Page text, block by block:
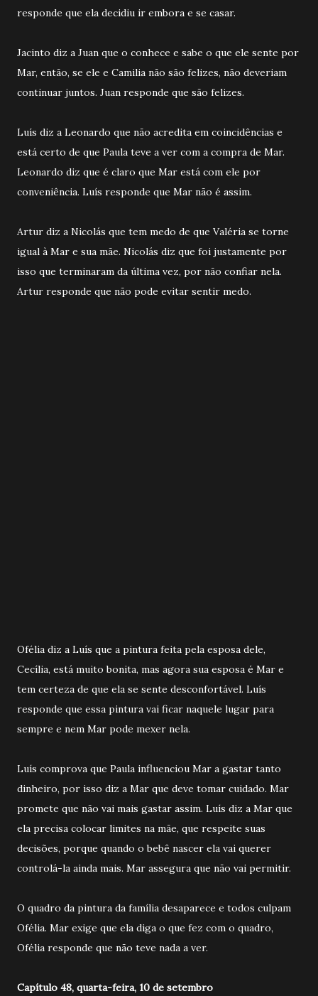
responde que ela decidiu ir embora e se casar.
Jacinto diz a Juan que o conhece e sabe o que ele sente por
Mar, então, se ele e Camilia não são felizes, não deveriam
continuar juntos. Juan responde que são felizes.
Luís diz a Leonardo que não acredita em coincidências e
está certo de que Paula teve a ver com a compra de Mar.
Leonardo diz que é claro que Mar está com ele por
conveniência. Luís responde que Mar não é assim.
Artur diz a Nicolás que tem medo de que Valéria se torne
igual à Mar e sua mãe. Nicolás diz que foi justamente por
isso que terminaram da última vez, por não confiar nela.
Artur responde que não pode evitar sentir medo.
Ofélia diz a Luís que a pintura feita pela esposa dele,
Cecília, está muito bonita, mas agora sua esposa é Mar e
tem certeza de que ela se sente desconfortável. Luís
responde que essa pintura vai ficar naquele lugar para
sempre e nem Mar pode mexer nela.
Luís comprova que Paula influenciou Mar a gastar tanto
dinheiro, por isso diz a Mar que deve tomar cuidado. Mar
promete que não vai mais gastar assim. Luís diz a Mar que
ela precisa colocar limites na mãe, que respeite suas
decisões, porque quando o bebê nascer ela vai querer
controlá-la ainda mais. Mar assegura que não vai permitir.
O quadro da pintura da família desaparece e todos culpam
Ofélia. Mar exige que ela diga o que fez com o quadro,
Ofélia responde que não teve nada a ver.
Capítulo 48, quarta-feira, 10 de setembro